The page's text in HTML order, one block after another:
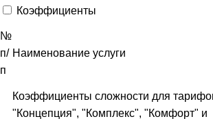
Коэффициенты
№
п/
п
Наименование услуги
Коэффициенты сложности для
"Концепция", "Комплекс", "Комфорт" и